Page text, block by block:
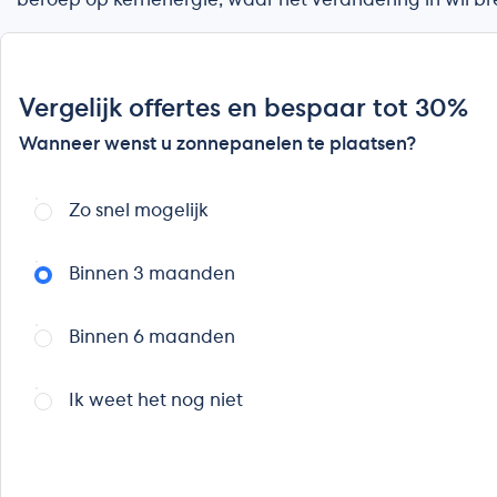
Vergelijk offertes en bespaar tot 30%
Wanneer wenst u zonnepanelen te plaatsen?
Zo snel mogelijk
Binnen 3 maanden
Binnen 6 maanden
Ik weet het nog niet